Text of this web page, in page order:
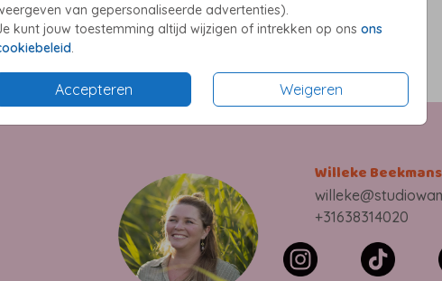
van gepersonaliseerde advertenties).
kunt jouw toestemming altijd wijzigen of intrekken op ons ons
Accepteren Weigeren
Willeke Beekmans
+31638314020